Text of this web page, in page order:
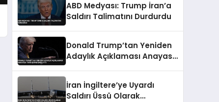
ABD Medyası: Trump İran’a
Saldırı Talimatını Durdurdu
Donald Trump’tan Yeniden
Adaylık Açıklaması Anayasa
İran İngiltere’ye Uyardı
Saldırı Üssü Olarak